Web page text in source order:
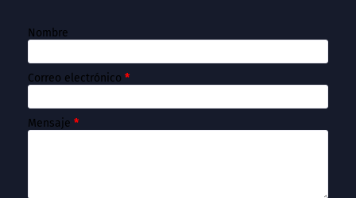
Nombre
Correo electrónico *
Mensaje *